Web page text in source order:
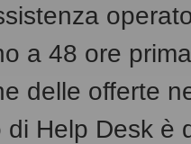
a 48 ore
delle offerte
di Help Desk è